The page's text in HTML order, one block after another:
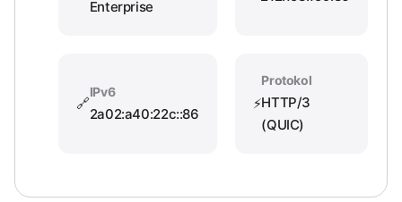
Enterprise
🔗
IPv6
2a02:a40:22c::86
⚡
Protokol
HTTP/3
(QUIC)